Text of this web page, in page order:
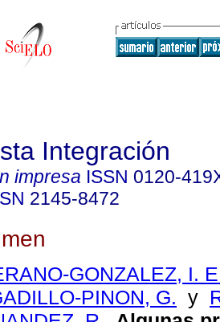
Integración
impresa ISSN 0120-
2145-8472
GONZALEZ, I.
PINON, G. y